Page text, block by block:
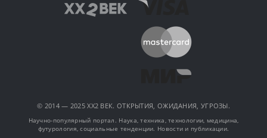
© 2014 — 2025 XX2 ВЕК. ОТКРЫТИЯ, ОЖИДАНИЯ, УГРОЗЫ.
Научно-популярный портал. Наука, техника, технологии, медицина,
футурология, социальные тенденции. Новости и публикации.